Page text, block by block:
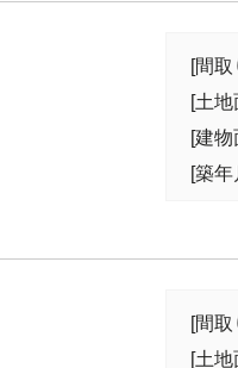
[間
[土
[建
[築年
[間
[土